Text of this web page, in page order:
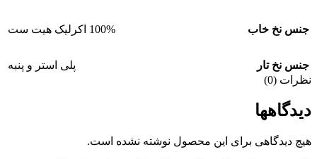
جنس نخ خاب 100% اکرلیک هیت ست
جنس نخ تار
پلی استر و پنبه
نظرات (0)
دیدگاهها
هیچ دیدگاهی برای این محصول نوشته نشده است.